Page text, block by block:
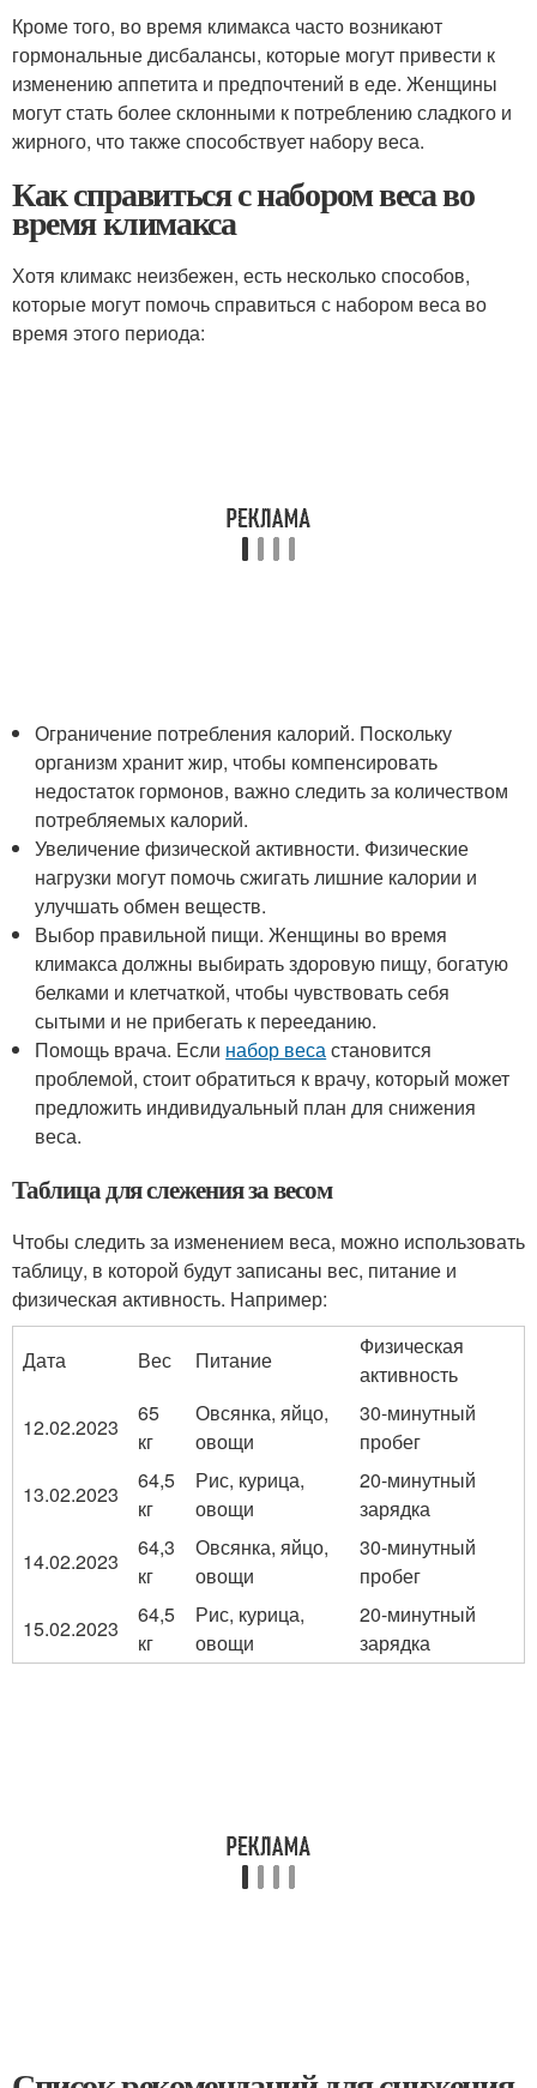
Кроме того, во время климакса часто возникают
гормональные дисбалансы, которые могут привести к
изменению аппетита и предпочтений в еде. Женщины
могут стать более склонными к потреблению сладкого и
жирного, что также способствует набору веса.
Как справиться с набором веса во
время климакса
Хотя климакс неизбежен, есть несколько способов,
которые могут помочь справиться с набором веса во
время этого периода:
Ограничение потребления калорий. Поскольку
организм хранит жир, чтобы компенсировать
недостаток гормонов, важно следить за количеством
потребляемых калорий.
Увеличение физической активности. Физические
нагрузки могут помочь сжигать лишние калории и
улучшать обмен веществ.
Выбор правильной пищи. Женщины во время
климакса должны выбирать здоровую пищу, богатую
белками и клетчаткой, чтобы чувствовать себя
сытыми и не прибегать к перееданию.
Помощь врача. Если набор весастановится
проблемой, стоит обратиться к врачу, который может
предложить индивидуальный план для снижения
веса.
Таблица для слежения за весом
Чтобы следить за изменением веса, можно использовать
таблицу, в которой будут записаны вес, питание и
физическая активность. Например:
Дата Вес Питание
Физическая
активность
12.02.2023
65
кг
Овсянка, яйцо,
овощи
30-минутный
пробег
13.02.2023
64,5
кг
Рис, курица,
овощи
20-минутный
зарядка
14.02.2023
64,3
кг
Овсянка, яйцо,
овощи
30-минутный
пробег
15.02.2023
64,5
кг
Рис, курица,
овощи
20-минутный
зарядка